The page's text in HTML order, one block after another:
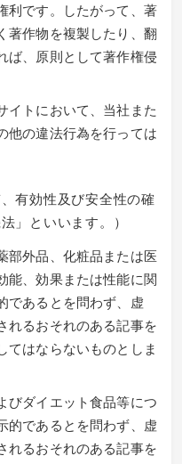
利です。したがって、著
著作物を複製したり、翻
ば、原則として著作権侵
イトにおいて、当社また
他の違法行為を行っては
有効性及び安全性の確
」といいます。）
部外品、化粧品または医
能、効果または性能に関
であるとを問わず、虚
れるおそれのある記事を
てはならないものとしま
びダイエット食品等につ
的であるとを問わず、虚
れるおそれのある記事を